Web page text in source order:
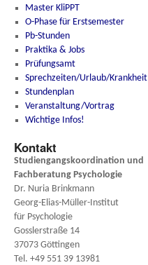
Master KliPPT
O-Phase für Erstsemester
Pb-Stunden
Praktika & Jobs
Prüfungsamt
Sprechzeiten/Urlaub/Krankheit
Stundenplan
Veranstaltung/Vortrag
Wichtige Infos!
Kontakt
Studiengangskoordination und
Fachberatung Psychologie
Dr. Nuria Brinkmann
Georg-Elias-Müller-Institut
für Psychologie
Gosslerstraße 14
37073 Göttingen
Tel. +49 551 39 13981